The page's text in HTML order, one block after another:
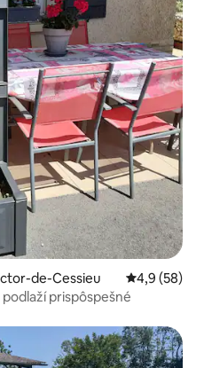
de-Cessieu Priemerné
4,9 (58)
prispôspešné